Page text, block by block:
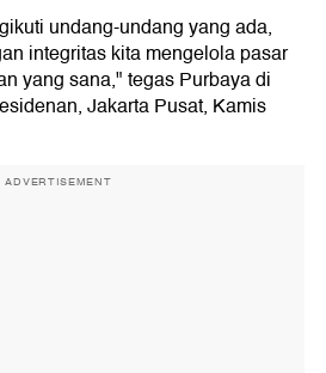
undang-undang yang ada,
integritas kita mengelola pasar
yang sana," tegas Purbaya di
Jakarta Pusat, Kamis
ADVERTISEMENT